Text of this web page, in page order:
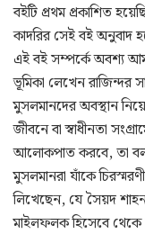
বইটি প্রথম প্রকাশিত
কাদরির সেই বই অনুবাদ
এই বই সম্পর্কে অবশ্য
ভূমিকা লেখেন রাজিন্দর
মুসলমানদের অবস্থান
জীবনে বা স্বাধীনতা
আলোকপাত করবে, তা
মুসলমানরা যাঁকে
লিখেছেন, যে সৈয়দ
মাইলফলক হিসেবে থেকে